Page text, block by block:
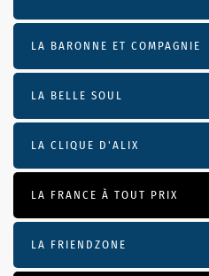
LA BARONNE ET COMPAGNIE
LA BELLE SOUL
LA CLIQUE D'ALIX
LA FRANCE À TOUT PRIX
LA FRIENDZONE